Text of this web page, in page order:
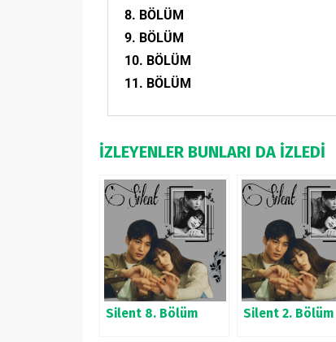
8. BÖLÜM
9. BÖLÜM
10. BÖLÜM
11. BÖLÜM
İZLEYENLER BUNLARI DA İZLEDİ
Silent 8. Bölüm Silent 2. Bölüm